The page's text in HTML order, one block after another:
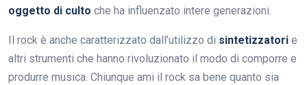
oggetto di culto che ha influenzato intere generazioni.
Il rock è anche caratterizzato dall’utilizzo di sintetizzatori e
altri strumenti che hanno rivoluzionato il modo di comporre e
produrre musica. Chiunque ami il rock sa bene quanto sia